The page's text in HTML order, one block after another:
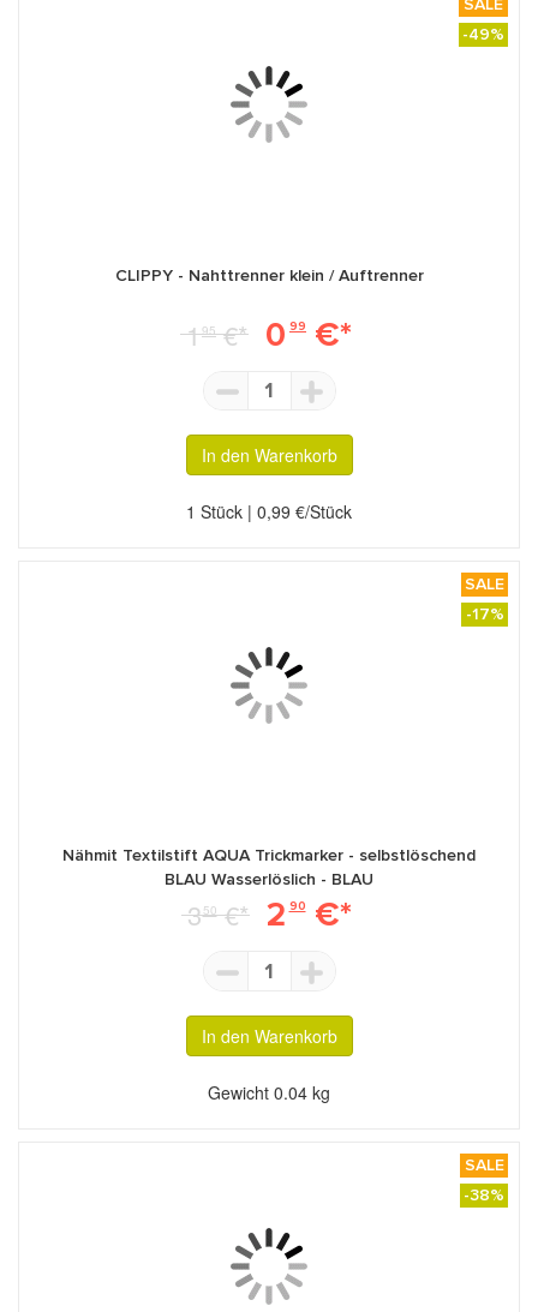
-49%
CLIPPY - Nahttrenner klein / Auftrenner
195€* 0 99 €*
1
In den Warenkorb
1 Stück | 0,99 €/Stück
SALE
-17%
Nähmit Textilstift AQUA Trickmarker - selbstlöschend
BLAU Wasserlöslich - BLAU
350€* 2 90€*
1
In den Warenkorb
Gewicht 0.04 kg
SALE
-38%